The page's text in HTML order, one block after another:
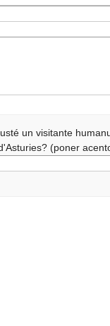
un visitante
(poner